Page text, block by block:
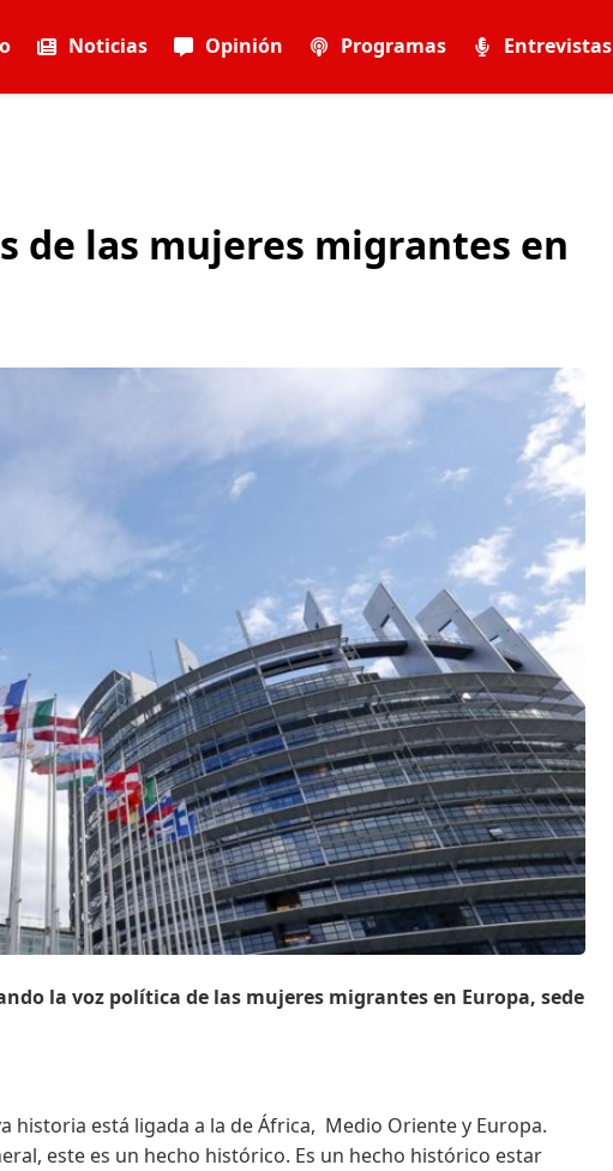
Noticias Opinión Programas Entrevistas
de las mujeres migrantes en
la voz política de las mujeres migrantes en Europa, sede
historia está ligada a la de África, Medio Oriente y Europa.
este es un hecho histórico. Es un hecho histórico estar